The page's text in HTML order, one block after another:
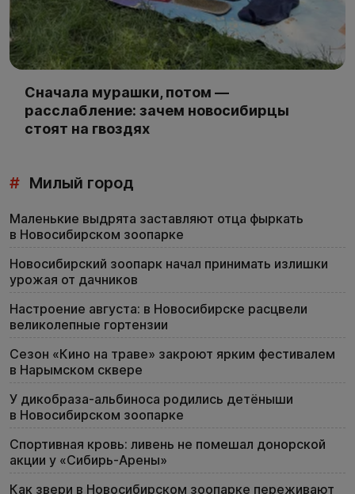
Сначала мурашки, потом —
расслабление: зачем новосибирцы
стоят на гвоздях
# Милый город
Маленькие выдрята заставляют отца фыркать
в Новосибирском зоопарке
Новосибирский зоопарк начал принимать излишки
урожая от дачников
Настроение августа: в Новосибирске расцвели
великолепные гортензии
Сезон «Кино на траве» закроют ярким фестивалем
в Нарымском сквере
У дикобраза-альбиноса родились детёныши
в Новосибирском зоопарке
Спортивная кровь: ливень не помешал донорской
акции у «Сибирь-Арены»
Как звери в Новосибирском зоопарке переживают